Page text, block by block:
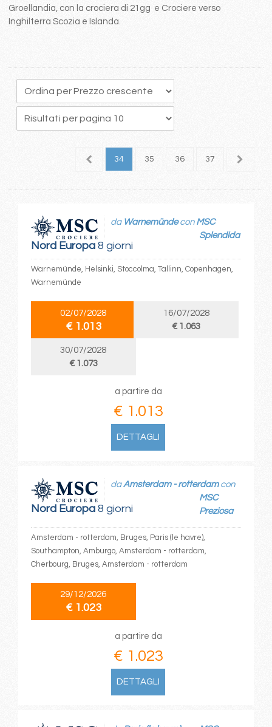
Groellandia, con la crociera di 21gg e Crociere verso
Inghilterra Scozia e Islanda.
33 34 35 36 37 38
Nord Europa8 giorni
da Warnemündecon MSC
Splendida
Warnemünde, Helsinki, Stoccolma, Tallinn, Copenhagen,
Warnemünde
02/07/2028
€ 1.013
16/07/2028
€ 1.063
30/07/2028
€ 1.073
a partire da
€ 1.013
DETTAGLI
Nord Europa8 giorni
daAmsterdam - rotterdamcon
MSC
Preziosa
Amsterdam - rotterdam, Bruges, Paris (le havre),
Southampton, Amburgo, Amsterdam - rotterdam,
Cherbourg, Bruges, Amsterdam - rotterdam
29/12/2026
€ 1.023
a partire da
€ 1.023
DETTAGLI